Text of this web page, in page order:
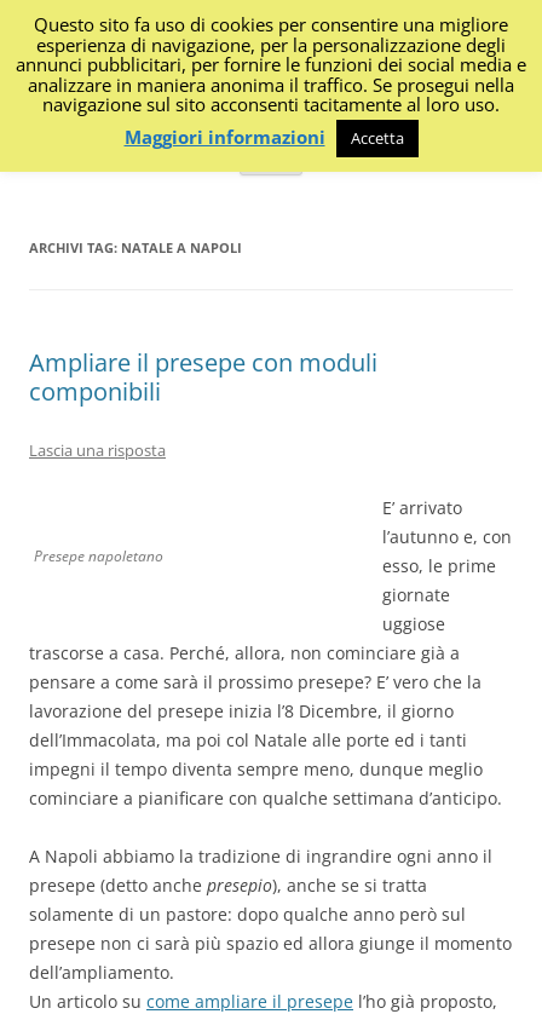
I Diari di Portanapoli
Impressioni, sapori, colori dalla regione
Vai
ARCHIVI TAG: NATALE A NAPOLI
Ampliare il presepe con moduli
componibili
Lascia una risposta
Presepe napoletano
E’ arrivato
l’autunno e, con
esso, le prime
giornate
uggiose
trascorse a casa. Perché, allora, non cominciare già a
pensare a come sarà il prossimo presepe? E’ vero che la
lavorazione del presepe inizia l’8 Dicembre, il giorno
dell’Immacolata, ma poi col Natale alle porte ed i tanti
impegni il tempo diventa sempre meno, dunque meglio
cominciare a pianificare con qualche settimana d’anticipo.
A Napoli abbiamo la tradizione di ingrandire ogni anno il
presepe (detto anche presepio), anche se si tratta
solamente di un pastore: dopo qualche anno però sul
presepe non ci sarà più spazio ed allora giunge il momento
dell’ampliamento.
Un articolo su come ampliare il presepe l’ho già proposto,
Questo sito fa uso di cookies per consentire una migliore
esperienza di navigazione, per la personalizzazione degli
annunci pubblicitari, per fornire le funzioni dei social media e
analizzare in maniera anonima il traffico. Se prosegui nella
navigazione sul sito acconsenti tacitamente al loro uso.
Maggiori informazioni
Accetta